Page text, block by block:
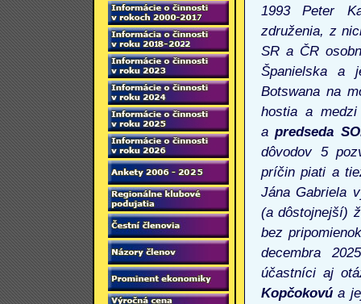
1993 Peter
združenia, z
SR a ČR
Španielska a
Botswana na
hostia a
apredseda
dôvodov 5
príčin piati a
Jána Gabriela
(a dôstojnejší)
bez
decembra
účastníci aj
Kopčokovú a